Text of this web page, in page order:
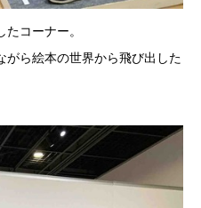
コーナー。
がら絵本の世界から飛び出した